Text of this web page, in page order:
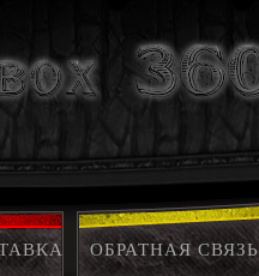
ОБРАТНАЯ СВЯЗЬ